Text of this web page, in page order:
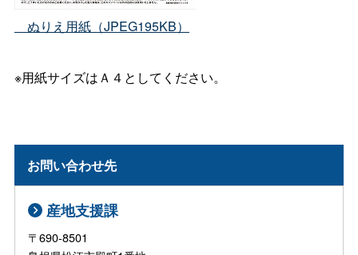
ぬりえ用紙（JPEG195KB）
※用紙サイズはＡ４としてください。
お問い合わせ先
産地支援課
〒690-8501